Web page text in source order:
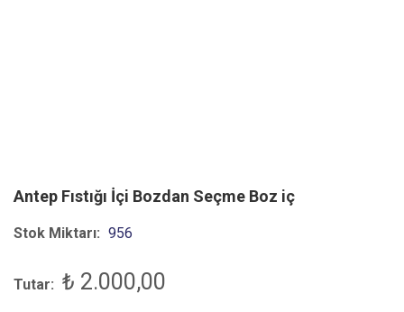
Antep Fıstığı İçi Bozdan Seçme Boz iç
Stok Miktarı: 956
Tutar: ₺ 2.000,00